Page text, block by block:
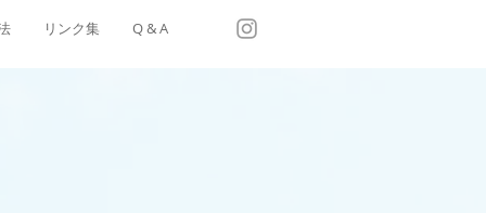
リンク集 Q & A